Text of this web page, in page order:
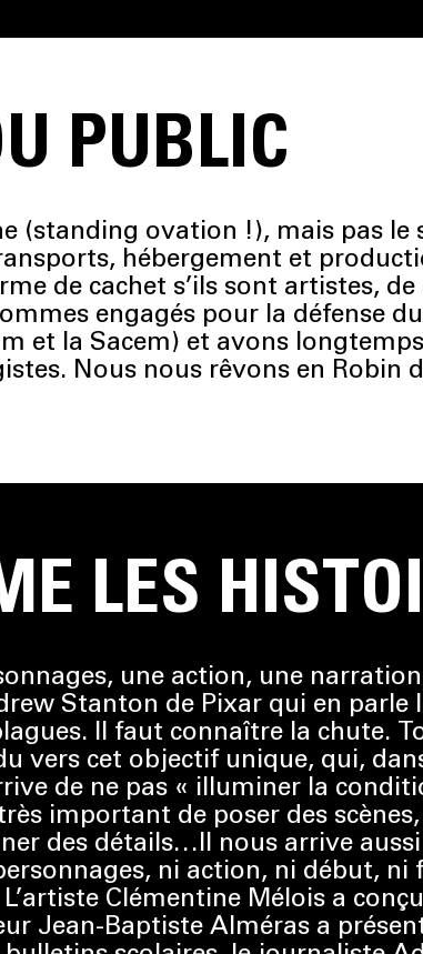
PUBLIC
(standing ovation !), mais pas le
hébergement et
de cachet s’ils sont artistes,
engagés pour la défense
et la Sacem) et avons
Nous nous rêvons en Robin
LES
une action, une
Stanton de Pixar qui en parle
Il faut connaître la chute.
vers cet objectif unique, qui,
de ne pas « illuminer la
important de poser des
des détails…Il nous arrive
ni action, ni début, ni
Clémentine Mélois a
Jean-Baptiste Alméras a